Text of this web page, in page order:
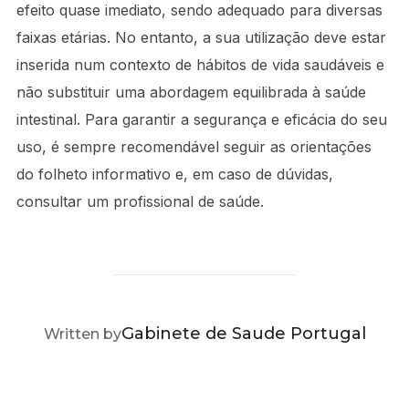
efeito quase imediato, sendo adequado para diversas
faixas etárias. No entanto, a sua utilização deve estar
inserida num contexto de hábitos de vida saudáveis e
não substituir uma abordagem equilibrada à saúde
intestinal. Para garantir a segurança e eficácia do seu
uso, é sempre recomendável seguir as orientações
do folheto informativo e, em caso de dúvidas,
consultar um profissional de saúde.
POST AUTHOR
Written byGabinete de Saude Portugal